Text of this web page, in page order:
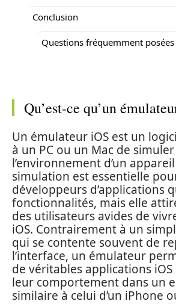
Conclusion
Questions fréquemment posées
Qu’est-ce qu’un
Un émulateur iOS est un
à un PC ou un Mac de simuler
l’environnement d’un
simulation est essentielle
développeurs d’applications
fonctionnalités, mais elle
des utilisateurs avides de
iOS. Contrairement à un
qui se contente souvent de
l’interface, un émulateur
de véritables applications
leur comportement dans un
similaire à celui d’un iPhone